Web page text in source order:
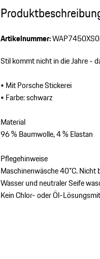
Artikelnummer:
Stil kommt nicht in die Jahre -
• Mit Porsche Stickerei
• Farbe: schwarz
Material
96 % Baumwolle, 4 % Elastan
Pflegehinweise
Maschinenwäsche 40°C.
Wasser und neutraler Seife
Kein Chlor- oder Öl-